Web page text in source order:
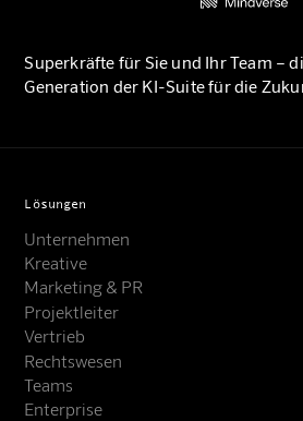
Superkräfte für Sie und Ihr Team –
Generation der KI-Suite für die
Lösungen
Unternehmen
Kreative
Marketing & PR
Projektleiter
Vertrieb
Rechtswesen
Teams
Enterprise